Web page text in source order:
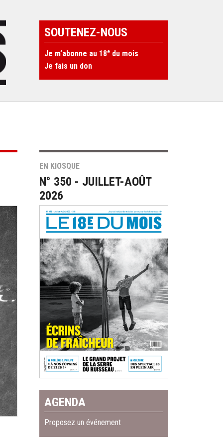
SOUTENEZ-NOUS
Je m’abonne au 18e du mois
Je fais un don
EN KIOSQUE
N° 350 - JUILLET-AOÛT
2026
AGENDA
Proposez un événement